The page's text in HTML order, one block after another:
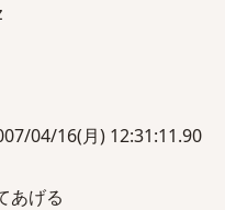
04/16(月) 12:31:11.90
あげる